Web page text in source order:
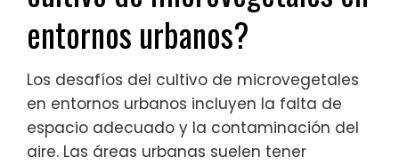
entornos urbanos?
Los desafíos del cultivo de microvegetales
en entornos urbanos incluyen la falta de
espacio adecuado y la contaminación del
aire. Las áreas urbanas suelen tener